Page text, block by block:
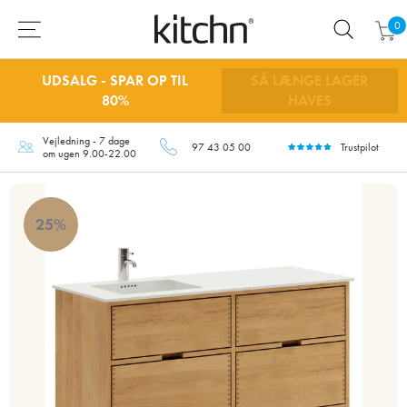
0
UDSALG - SPAR OP TIL
80%
Vejledning - 7 dage
om ugen 9.00-22.00
97 43 05 00 Trustpilot
25%